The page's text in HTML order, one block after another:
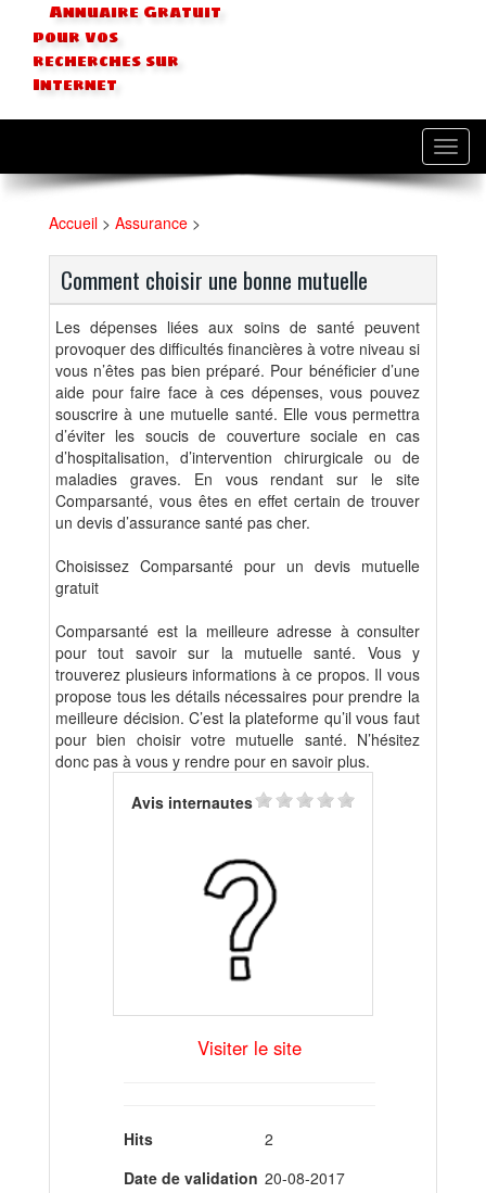
Annuaire Gratuit
pour vos
recherches sur
Internet
Accueil > Assurance >
Comment choisir une bonne mutuelle
Les dépenses liées aux soins de santé peuvent
provoquer des difficultés financières à votre niveau si
vous n’êtes pas bien préparé. Pour bénéficier d’une
aide pour faire face à ces dépenses, vous pouvez
souscrire à une mutuelle santé. Elle vous permettra
d’éviter les soucis de couverture sociale en cas
d’hospitalisation, d’intervention chirurgicale ou de
maladies graves. En vous rendant sur le site
Comparsanté, vous êtes en effet certain de trouver
un devis d’assurance santé pas cher.
Choisissez Comparsanté pour un devis mutuelle
gratuit
Comparsanté est la meilleure adresse à consulter
pour tout savoir sur la mutuelle santé. Vous y
trouverez plusieurs informations à ce propos. Il vous
propose tous les détails nécessaires pour prendre la
meilleure décision. C’est la plateforme qu’il vous faut
pour bien choisir votre mutuelle santé. N’hésitez
donc pas à vous y rendre pour en savoir plus.
Avis internautes
Visiter le site
Hits
2
Date de validation 20-08-2017